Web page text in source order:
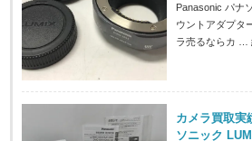
Panasonic パナ
ウントアダプタ
ラ売るならカ …
カメラ買取
ソニック